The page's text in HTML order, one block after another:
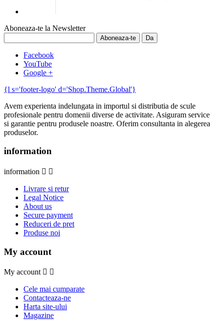
Aboneaza-te la Newsletter
Facebook
YouTube
Google +
{l s='footer-logo' d='Shop.Theme.Global'}
Avem experienta indelungata in importul si distributia de scule
profesionale pentru domenii diverse de activitate. Asiguram service
si garantie pentru produsele noastre. Oferim consultanta in alegerea
produselor.
information
information  
Livrare si retur
Legal Notice
About us
Secure payment
Reduceri de pret
Produse noi
My account
My account  
Cele mai cumparate
Contacteaza-ne
Harta site-ului
Magazine